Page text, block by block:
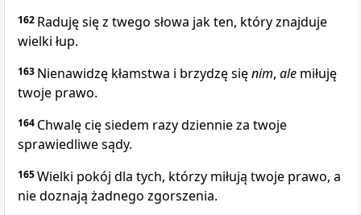
162 Raduję się z twego słowa jak ten, który znajduje
wielki łup.
163 Nienawidzę kłamstwa i brzydzę sięnim, ale miłuję
twoje prawo.
164 Chwalę cię siedem razy dziennie za twoje
sprawiedliwe sądy.
165Wielki pokój dla tych, którzy miłują twoje prawo, a
nie doznają żadnego zgorszenia.